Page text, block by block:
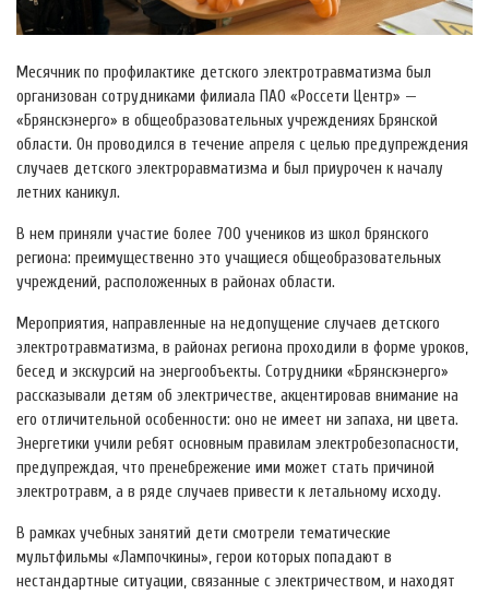
Месячник по профилактике детского электротравматизма был
организован сотрудниками филиала ПАО «Россети Центр» —
«Брянскэнерго» в общеобразовательных учреждениях Брянской
области. Он проводился в течение апреля с целью предупреждения
случаев детского электроравматизма и был приурочен к началу
летних каникул.
В нем приняли участие более 700 учеников из школ брянского
региона: преимущественно это учащиеся общеобразовательных
учреждений, расположенных в районах области.
Мероприятия, направленные на недопущение случаев детского
электротравматизма, в районах региона проходили в форме уроков,
бесед и экскурсий на энергообъекты. Сотрудники «Брянскэнерго»
рассказывали детям об электричестве, акцентировав внимание на
его отличительной особенности: оно не имеет ни запаха, ни цвета.
Энергетики учили ребят основным правилам электробезопасности,
предупреждая, что пренебрежение ими может стать причиной
электротравм, а в ряде случаев привести к летальному исходу.
В рамках учебных занятий дети смотрели тематические
мультфильмы «Лампочкины», герои которых попадают в
нестандартные ситуации, связанные с электричеством, и находят